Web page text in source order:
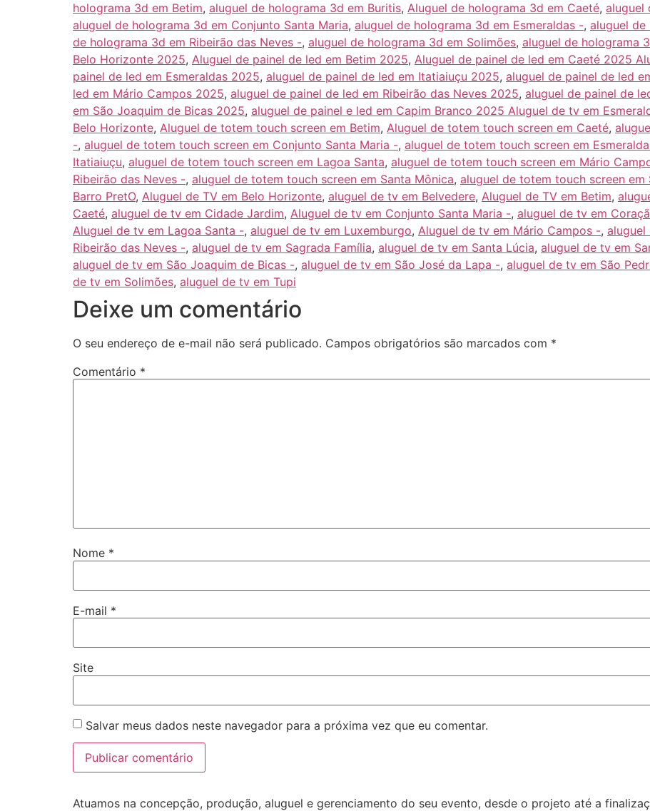
holograma 3d em Betim, aluguel de holograma 3d em Buritis, Aluguel de holograma 3d em Caeté, aluguel
aluguel de holograma 3d em Conjunto Santa Maria, aluguel de holograma 3d em Esmeraldas -, aluguel
de holograma 3d em Ribeirão das Neves -, aluguel de holograma 3d em Solimões, aluguel de holograma
Belo Horizonte 2025, Aluguel de painel de led em Betim 2025, Aluguel de painel de led em Caeté 2025
painel de led em Esmeraldas 2025, aluguel de painel de led em Itatiaiuçu 2025, aluguel de painel de led
led em Mário Campos 2025, aluguel de painel de led em Ribeirão das Neves 2025, aluguel de painel de
em São Joaquim de Bicas 2025, aluguel de painel e led em Capim Branco 2025 Aluguel de tv em
Belo Horizonte, Aluguel de totem touch screen em Betim, Aluguel de totem touch screen em Caeté,
-, aluguel de totem touch screen em Conjunto Santa Maria -, aluguel de totem touch screen em
Itatiaiuçu, aluguel de totem touch screen em Lagoa Santa, aluguel de totem touch screen em Mário
Ribeirão das Neves -, aluguel de totem touch screen em Santa Mônica, aluguel de totem touch screen em
Barro PretO, Aluguel de TV em Belo Horizonte, aluguel de tv em Belvedere, Aluguel de TV em Betim,
Caeté, aluguel de tv em Cidade Jardim, Aluguel de tv em Conjunto Santa Maria -, aluguel de tv em
Aluguel de tv em Lagoa Santa -, aluguel de tv em Luxemburgo, Aluguel de tv em Mário Campos -, aluguel
Ribeirão das Neves -, aluguel de tv em Sagrada Família, aluguel de tv em Santa Lúcia, aluguel de tv em
aluguel de tv em São Joaquim de Bicas -, aluguel de tv em São José da Lapa -, aluguel de tv em São
de tv em Solimões, aluguel de tv em Tupi
Deixe um comentário
O seu endereço de e-mail não será publicado. Campos obrigatórios são marcados com *
Comentário *
Nome *
E-mail *
Site
Salvar meus dados neste navegador para a próxima vez que eu comentar.
Atuamos na concepção, produção, aluguel e gerenciamento do seu evento, desde o projeto até a